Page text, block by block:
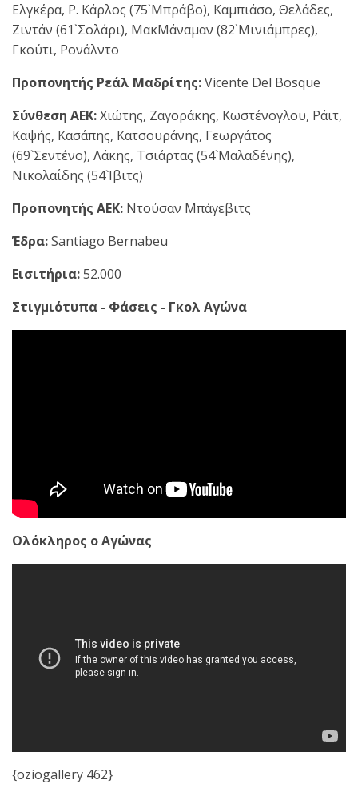
Ελγκέρα, Ρ. Κάρλος (75`Μπράβο), Καμπιάσο, Θελάδες,
Ζιντάν (61`Σολάρι), ΜακΜάναμαν (82`Μινιάμπρες),
Γκούτι, Ρονάλντο
Προπονητής Ρεάλ Μαδρίτης:Vicente Del Bosque
Σύνθεση ΑΕΚ:Χιώτης, Ζαγοράκης, Κωστένογλου, Ράιτ,
Καψής, Κασάπης, Κατσουράνης, Γεωργάτος
(69`Σεντένο), Λάκης, Τσιάρτας (54`Μαλαδένης),
Νικολαΐδης (54`Ιβιτς)
Προπονητής ΑΕΚ: Ντούσαν Μπάγεβιτς
Έδρα:Santiago Bernabeu
Εισιτήρια:52.000
Στιγμιότυπα - Φάσεις - Γκολ Αγώνα
Ολόκληρος ο Αγώνας
{oziogallery 462}